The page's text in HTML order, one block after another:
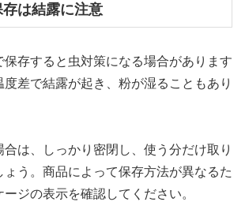
は結露に注意
保存すると虫対策になる場合があります
差で結露が起き、粉が湿ることもあり
は、しっかり密閉し、使う分だけ取り
ょう。商品によって保存方法が異なるた
ジの表示を確認してください。